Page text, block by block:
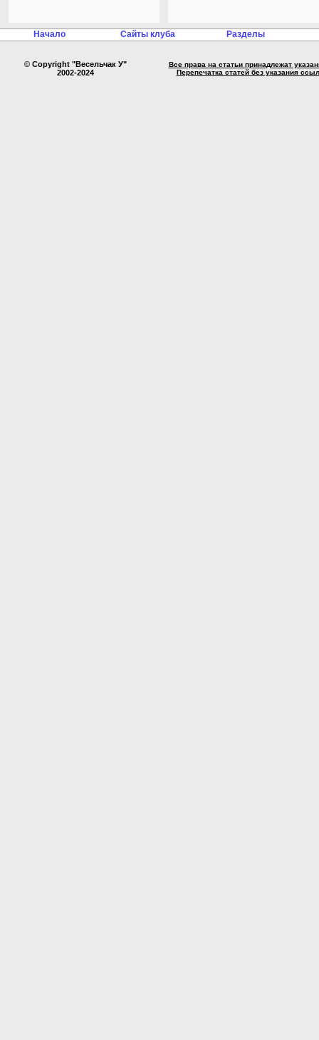
Начало Сайты клуба Разделы
© Copyright "Весельчак У"
2002-2024
Все права на статьи принадлежат
Перепечатка статей без указания